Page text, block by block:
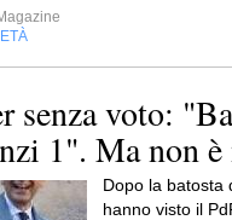
senza voto:
1". Ma non
Dopo la batosta
hanno visto il